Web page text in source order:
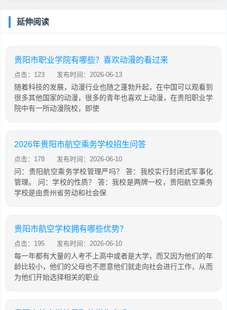
延伸阅读
贵阳市职业学院有哪些？喜欢动漫的看过来
点击：123 发布时间：2026-06-13
随着科技的发展，动漫行业也随之蓬勃升起，在中国可以观看到
很多其他国家的动漫，很多的青年也喜欢上动漫，在贵阳职业学
院中有一所动漫院校，即使
2026年贵阳市航空乘务学校招生问答
点击：178 发布时间：2026-06-10
问：贵阳航空乘务学校管理严吗？ 答：我校实行封闭式军事化
管理。 问：学校的性质？ 答：我校是两牌一校，贵阳航空乘务
学校是由贵州省劳动和社会保
贵阳市航空学校拥有哪些优势？
点击：195 发布时间：2026-06-10
每一年都有大量的人考不上高中或者是大学，而又因为他们的年
龄比较小，他们的父母也不愿意他们就走向社会进行工作，从而
为他们开始选择相关的职业